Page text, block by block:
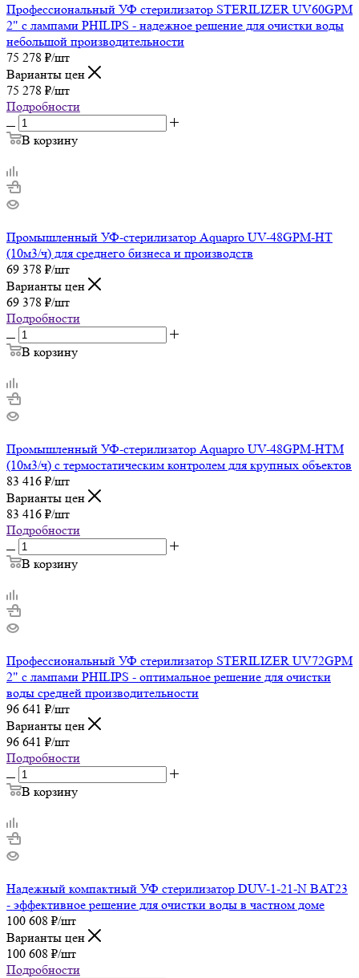
Профессиональный УФ стерилизатор STERILIZER UV60GPM
2" с лампами PHILIPS - надежное решение для очистки воды
небольшой производительности
75 278 ₽/шт
Варианты цен
75 278 ₽/шт
Подробности
В корзину
Промышленный УФ-стерилизатор Aquapro UV-48GPM-HT
(10м3/ч) для среднего бизнеса и производств
69 378 ₽/шт
Варианты цен
69 378 ₽/шт
Подробности
В корзину
Промышленный УФ-стерилизатор Aquapro UV-48GPM-HTM
(10м3/ч) с термостатическим контролем для крупных объектов
83 416 ₽/шт
Варианты цен
83 416 ₽/шт
Подробности
В корзину
Профессиональный УФ стерилизатор STERILIZER UV72GPM
2" с лампами PHILIPS - оптимальное решение для очистки
воды средней производительности
96 641 ₽/шт
Варианты цен
96 641 ₽/шт
Подробности
В корзину
Надежный компактный УФ стерилизатор DUV-1-21-N BAT23
- эффективное решение для очистки воды в частном доме
100 608 ₽/шт
Варианты цен
100 608 ₽/шт
Подробности